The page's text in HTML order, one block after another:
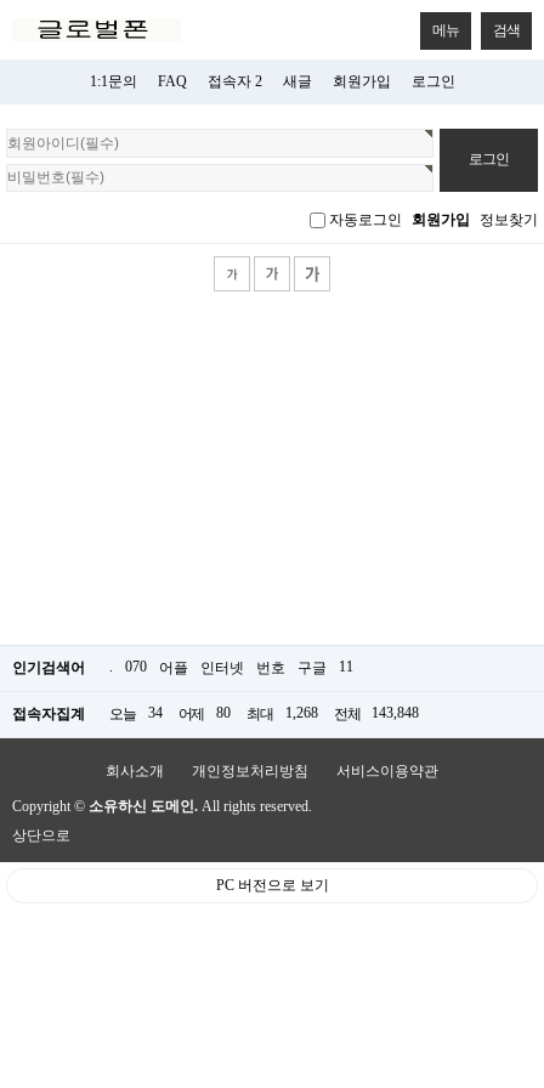
메뉴 검색
1:1문의 FAQ 접속자 2 새글 회원가입 로그인
회
원
로
자동로그인 회원가입 정보찾기
인기검색어 . 070 어플 인터넷 번호 구글 11
접속자집계 오늘 34 어제 80 최대 1,268 전체 143,848
회사소개 개인정보처리방침 서비스이용약관
Copyright © 소유하신 도메인. All rights reserved.
상단으로
PC 버전으로 보기